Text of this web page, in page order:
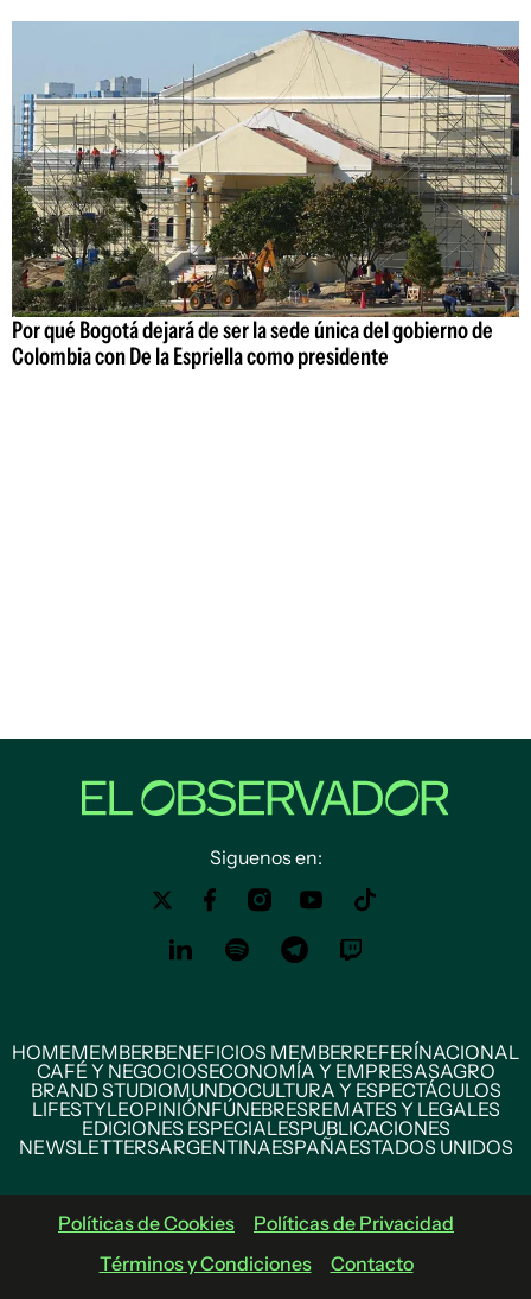
Por qué Bogotá dejará de ser la sede única del gobierno de
Colombia con De la Espriella como presidente
Siguenos en:
HOMEMEMBERBENEFICIOS MEMBERREFERÍNACIONAL
CAFÉ Y NEGOCIOSECONOMÍA Y EMPRESASAGRO
BRAND STUDIOMUNDOCULTURA Y ESPECTÁCULOS
LIFESTYLEOPINIÓNFÚNEBRESREMATES Y LEGALES
EDICIONES ESPECIALESPUBLICACIONES
NEWSLETTERSARGENTINAESPAÑAESTADOS UNIDOS
Políticas de Cookies
Políticas de Privacidad
Términos y Condiciones
Contacto